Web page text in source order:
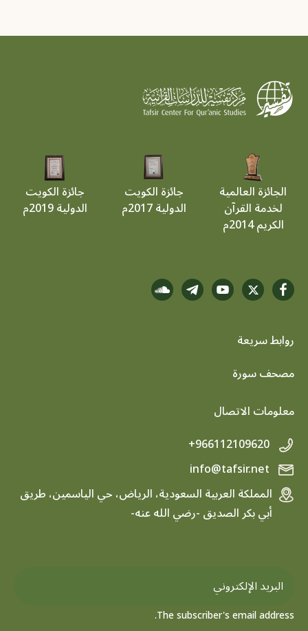
الجائزة العالمية
لخدمة القرآن
الكريم 2014م
جائزة الكويت
الدولية 2017م
جائزة الكويت
الدولية 2019م
روابط سريعة
footer menu
مصحف سورة
معلومات الاتصال
+966112109620
المملكة العربية السعودية، الرياض، حي الياسمين، طريق
أبي بكر الصديق -رضي الله عنه-
The subscriber's email address.